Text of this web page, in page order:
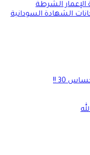
الإعمار الشرطة
الشهادة السودانية